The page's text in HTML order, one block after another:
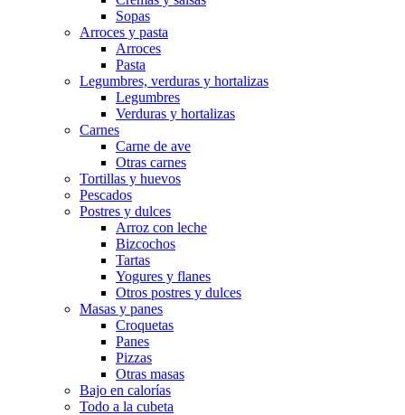
Sopas
Arroces y pasta
Arroces
Pasta
Legumbres, verduras y hortalizas
Legumbres
Verduras y hortalizas
Carnes
Carne de ave
Otras carnes
Tortillas y huevos
Pescados
Postres y dulces
Arroz con leche
Bizcochos
Tartas
Yogures y flanes
Otros postres y dulces
Masas y panes
Croquetas
Panes
Pizzas
Otras masas
Bajo en calorías
Todo a la cubeta